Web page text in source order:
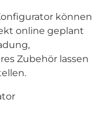
können
online geplant
Zubehör lassen